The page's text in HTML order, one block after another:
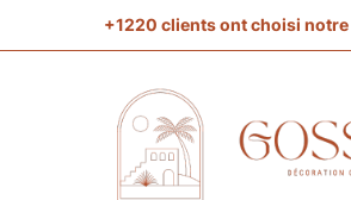
+1220 clients ont choisi